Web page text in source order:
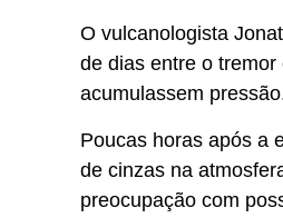
O vulcanologista
de dias entre o
acumulassem
Poucas horas após a
de cinzas na
preocupação com